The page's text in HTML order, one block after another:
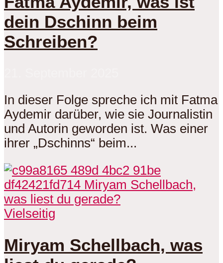
dein Dschinn beim
Schreiben?
In dieser Folge spreche ich mit Fatma
Aydemir darüber, wie sie Journalistin
und Autorin geworden ist. Was einer
ihrer „Dschinns“ beim...
Vielseitig
Miryam Schellbach, was